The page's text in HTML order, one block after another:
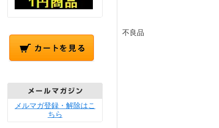
メルマガ登録・解除はこ
ちら
不良品